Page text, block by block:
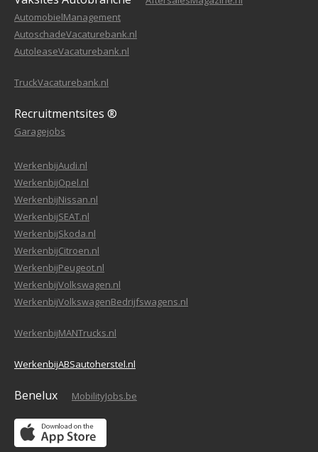
AutomobielManagement
AutoschadeVacaturebank.nl
AutoleaseVacaturebank.nl
TruckVacaturebank.nl
Recruitmentsites ®
Garagejobs
WerkenbijAudi.nl
WerkenbijOpel.nl
WerkenbijNissan.nl
WerkenbijSEAT.nl
WerkenbijSkoda.nl
WerkenbijCitroen.nl
WerkenbijPeugeot.nl
WerkenbijVolkswagen.nl
WerkenbijVolkswagenBedrijfswagens.nl
WerkenbijMANTrucks.nl
WerkenbijABSautoherstel.nl
Benelux MobilityJobs.be